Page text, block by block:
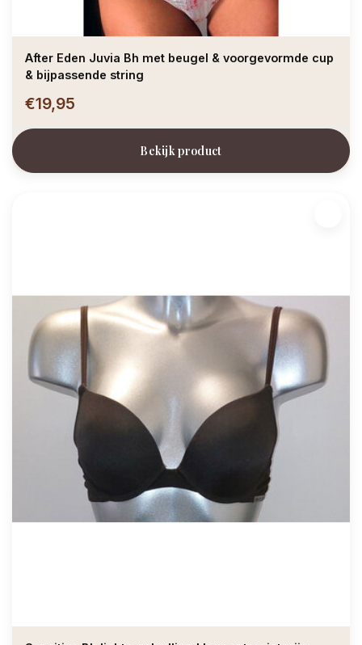
After Eden Juvia Bh met beugel & voorgevormde cup
& bijpassende string
€19,95
Bekijk product